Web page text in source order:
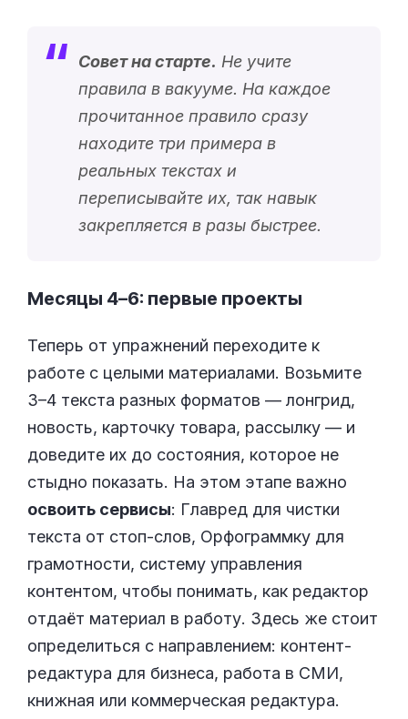
Совет на старте. Не учите
правила в вакууме. На каждое
прочитанное правило сразу
находите три примера в
реальных текстах и
переписывайте их, так навык
закрепляется в разы быстрее.
Месяцы 4–6: первые проекты
Теперь от упражнений переходите к
работе с целыми материалами. Возьмите
3–4 текста разных форматов — лонгрид,
новость, карточку товара, рассылку — и
доведите их до состояния, которое не
стыдно показать. На этом этапе важно
освоить сервисы: Главред для чистки
текста от стоп-слов, Орфограммку для
грамотности, систему управления
контентом, чтобы понимать, как редактор
отдаёт материал в работу. Здесь же стоит
определиться с направлением: контент-
редактура для бизнеса, работа в СМИ,
книжная или коммерческая редактура.